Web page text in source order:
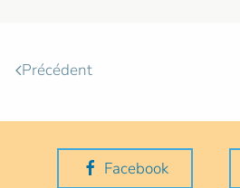
Précédent
Facebook